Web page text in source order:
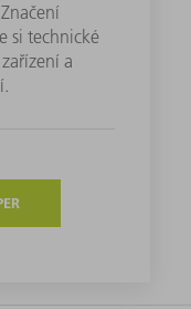
si technické
a